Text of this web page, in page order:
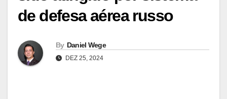
de defesa aérea russo
By Daniel Wege
DEZ 25, 2024